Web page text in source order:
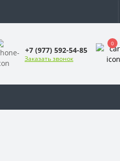
+7 (977) 592-54-85
Заказать звонок
0